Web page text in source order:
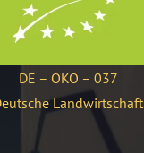
DE – ÖKO – 037
Landwirtschaft